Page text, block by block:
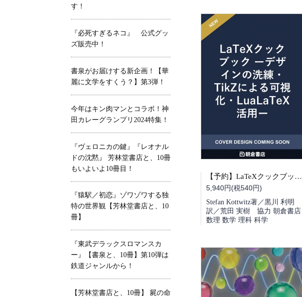
【予約】LaTeXクックブック デザインの洗練・TikZによる可視化・LuaLaTeX活用（09/07頃発送予定）
5,940円(税540円)
Stefan Kottwitz著／黒川 利明
訳／荒田 実樹 協力 朝倉書店
数理 数学 理科 科学
す！
『必死すぎるネコ』 公式グッ
ズ販売中！
書泉がお届けする新企画！【華
麗に文学をすくう？】第3弾！
今年はキン肉マンとコラボ！神
田カレーグランプリ2024特集！
『ヴェロニカの鍵』『レオナル
ドの沈黙』 芳林堂書店と、10冊
もいよいよ10冊目！
『猿駅／初恋』ゾワゾワする独
特の世界観【芳林堂書店と、10
冊】
『東武デラックスロマンスカ
ー』【書泉と、10冊】第10弾は
鉄道ジャンルから！
【芳林堂書店と、10冊】 屍の命